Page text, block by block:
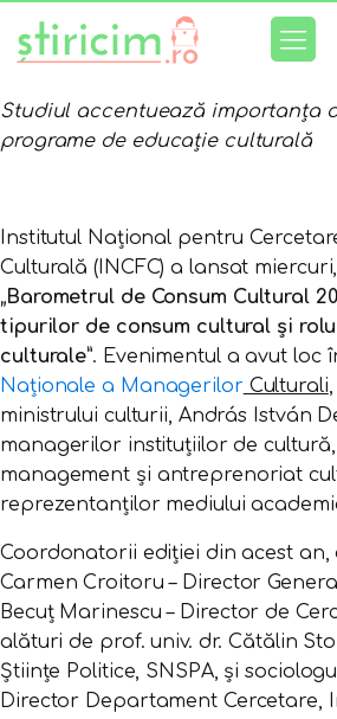
Studiul accentuează importanța
programe de educație culturală
Institutul Național pentru
Culturală (INCFC) a lansat
„Barometrul de Consum Cultural
tipurilor de consum cultural și
culturale”. Evenimentul a avut loc
Naționale a Managerilor Culturali
ministrului culturii, András István
managerilor instituțiilor de
management și antreprenoriat
reprezentanților mediului
Coordonatorii ediției din acest an,
Carmen Croitoru – Director
Becuț Marinescu – Director de
alături de prof. univ. dr. Cătălin
Științe Politice, SNSPA, și
Director Departament Cercetare,